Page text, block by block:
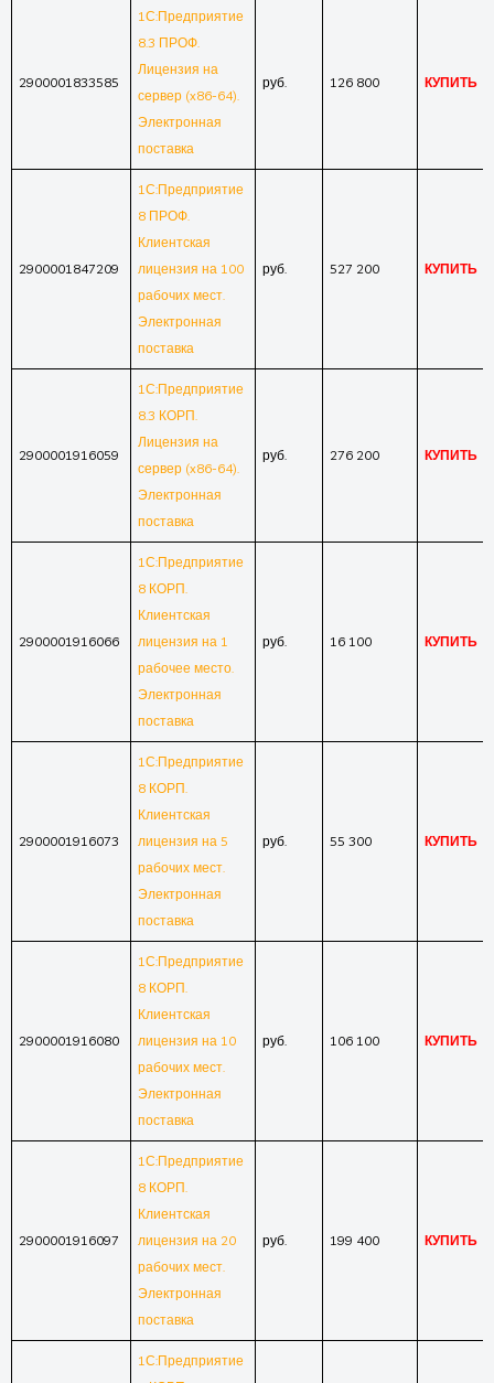
2900001833585
1С:Предприятие
8.3 ПРОФ.
Лицензия на
сервер (x86-64).
Электронная
поставка
руб. 126 800 КУПИТЬ
2900001847209
1С:Предприятие
8 ПРОФ.
Клиентская
лицензия на 100
рабочих мест.
Электронная
поставка
руб. 527 200 КУПИТЬ
2900001916059
1С:Предприятие
8.3 КОРП.
Лицензия на
сервер (x86-64).
Электронная
поставка
руб. 276 200 КУПИТЬ
2900001916066
1С:Предприятие
8 КОРП.
Клиентская
лицензия на 1
рабочее место.
Электронная
поставка
руб. 16 100 КУПИТЬ
2900001916073
1С:Предприятие
8 КОРП.
Клиентская
лицензия на 5
рабочих мест.
Электронная
поставка
руб. 55 300 КУПИТЬ
2900001916080
1С:Предприятие
8 КОРП.
Клиентская
лицензия на 10
рабочих мест.
Электронная
поставка
руб. 106 100 КУПИТЬ
2900001916097
1С:Предприятие
8 КОРП.
Клиентская
лицензия на 20
рабочих мест.
Электронная
поставка
руб. 199 400 КУПИТЬ
1С:Предприятие